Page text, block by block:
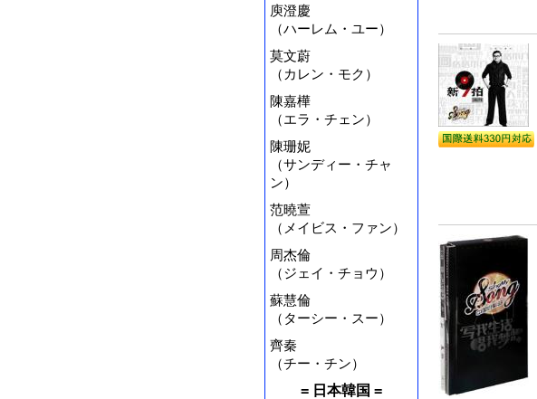
庾澄慶
（ハーレム・ユー）
莫文蔚
（カレン・モク）
陳嘉樺
（エラ・チェン）
陳珊妮
（サンディー・チャ
ン）
范曉萱
（メイビス・ファン）
周杰倫
（ジェイ・チョウ）
蘇慧倫
（ターシー・スー）
齊秦
（チー・チン）
= 日本韓国 =